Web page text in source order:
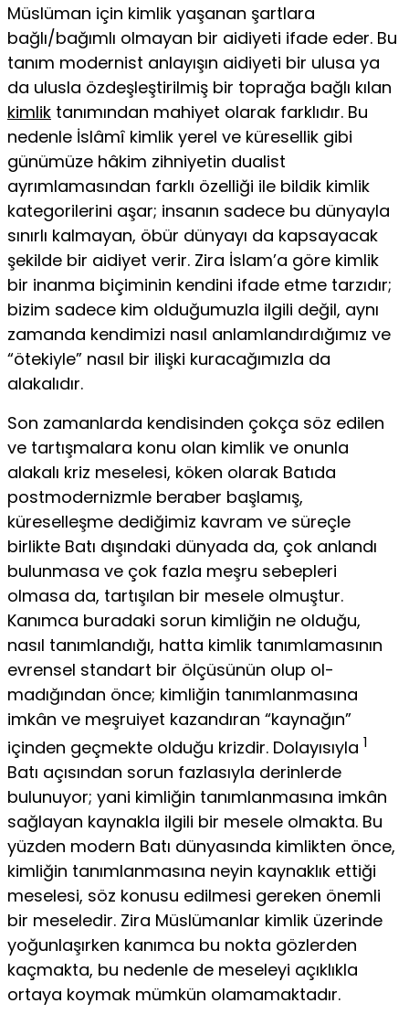
Müslüman için kimlik yaşanan şartlara
bağlı/bağımlı olmayan bir aidiyeti ifade eder. Bu
tanım modernist anlayışın aidiyeti bir ulusa ya
da ulusla özdeşleştirilmiş bir toprağa bağlı kılan
kimlik tanımın­dan mahiyet olarak farklıdır. Bu
nedenle İslâmî kimlik yerel ve kü­resellik gibi
günümüze hâkim zihniyetin dualist
ayrımlamasından farklı özelliği ile bildik kimlik
kategorilerini aşar; insanın sadece bu dünyayla
sınırlı kalmayan, öbür dünyayı da kapsayacak
şekilde bir aidiyet verir. Zira İslam’a göre kimlik
bir inanma biçiminin kendini ifade etme tarzıdır;
bizim sadece kim olduğumuzla ilgili değil, aynı
zamanda kendimizi nasıl anlamlandırdığımız ve
“ötekiyle” nasıl bir ilişki kuracağımızla da
alakalıdır.
Son zamanlarda kendisinden çokça söz edilen
ve tartışmalara konu olan kimlik ve onunla
alakalı kriz meselesi, köken olarak Batıda
postmodernizmle beraber başlamış,
küreselleşme dediğimiz kavram ve süreçle
birlikte Batı dışındaki dünyada da, çok anlandı
bulunmasa ve çok fazla meşru sebepleri
olmasa da, tartışılan bir mesele olmuş­tur.
Kanımca buradaki sorun kimliğin ne olduğu,
nasıl tanımlandığı, hatta kimlik tanımlamasının
evrensel standart bir ölçüsünün olup ol­
madığından önce; kimliğin tanımlanmasına
imkân ve meşruiyet ka­zandıran “kaynağın”
içinden geçmekte olduğu krizdir. Dolayısıyla 1
Batı açısından sorun fazlasıyla derinlerde
bulunuyor; yani kimliğin tanımlanmasına imkân
sağlayan kaynakla ilgili bir mesele olmakta. Bu
yüzden modern Batı dünyasında kimlikten önce,
kimliğin tanım­lanmasına neyin kaynaklık ettiği
meselesi, söz konusu edilmesi ge­reken önemli
bir meseledir. Zira Müslümanlar kimlik üzerinde
yo­ğunlaşırken kanımca bu nokta gözlerden
kaçmakta, bu nedenle de meseleyi açıklıkla
ortaya koymak mümkün olamamaktadır.